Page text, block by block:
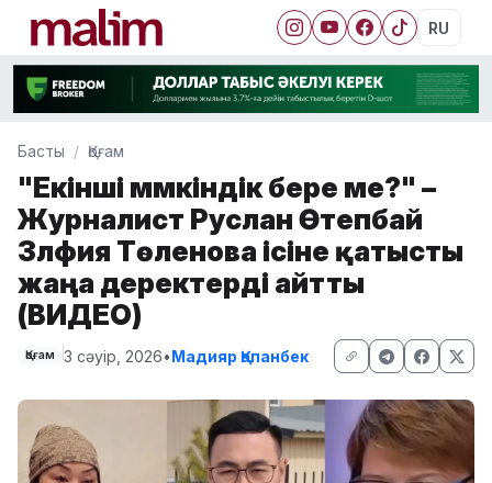
RU
Басты Қоғам
"Екінші мүмкіндік бере ме?" –
Журналист Руслан Өтепбай
Зүлфия Төленова ісіне қатысты
жаңа деректерді айтты
(ВИДЕО)
Қоғам 3 сәуір, 2026•Мадияр Қапанбек